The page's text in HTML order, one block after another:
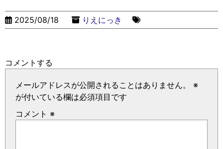
2025/08/18 りえにっき
コメントする
メールアドレスが公開されることはありません。
※
が付いている欄は必須項目です
コメント ※